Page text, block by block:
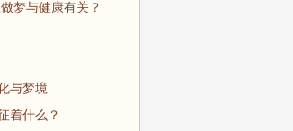
梦与健康有关？
与梦境
着什么？